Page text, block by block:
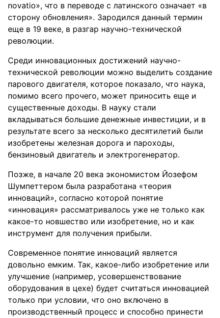
novatio», что в переводе с латинского означает «в
сторону обновления». Зародился данный термин
еще в 19 веке, в разгар научно-технической
революции.
Среди инновационных достижений научно-
технической революции можно выделить создание
парового двигателя, которое показало, что наука,
помимо всего прочего, может приносить еще и
существенные доходы. В науку стали
вкладываться большие денежные инвестиции, и в
результате всего за несколько десятилетий были
изобретены железная дорога и пароходы,
бензиновый двигатель и электрогенератор.
Позже, в начале 20 века экономистом Йозефом
Шумпеттером была разработана «теория
инноваций», согласно которой понятие
«инновация» рассматривалось уже не только как
какое-то новшество или изобретение, но и как
инструмент для получения прибыли.
Современное понятие инноваций является
довольно емким. Так, какое-либо изобретение или
улучшение (например, усовершенствование
оборудования в цехе) будет считаться инновацией
только при условии, что оно включено в
производственный процесс и способно принести